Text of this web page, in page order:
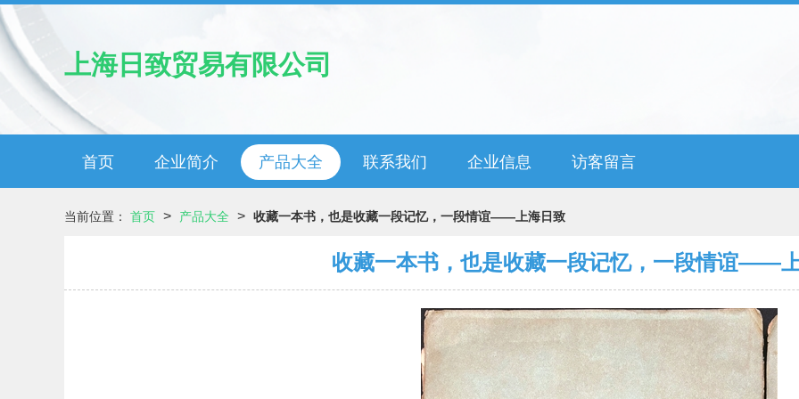
上海日致贸易有限公司
首页 企业简介 产品大全 联系我们 企业信息 访客留言
当前位置： 首页 > 产品大全 > 收藏一本书，也是收藏一段记忆，一段情谊——上海日致
收藏一本书，也是收藏一段记忆，一段情谊——